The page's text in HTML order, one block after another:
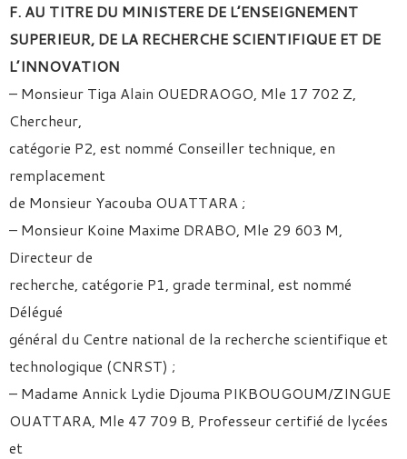
F. AU TITRE DU MINISTERE DE L’ENSEIGNEMENT
SUPERIEUR, DE LA RECHERCHE SCIENTIFIQUE ET DE
L’INNOVATION
– Monsieur Tiga Alain OUEDRAOGO, Mle 17 702 Z,
Chercheur,
catégorie P2, est nommé Conseiller technique, en
remplacement
de Monsieur Yacouba OUATTARA ;
– Monsieur Koine Maxime DRABO, Mle 29 603 M,
Directeur de
recherche, catégorie P1, grade terminal, est nommé
Délégué
général du Centre national de la recherche scientifique et
technologique (CNRST) ;
– Madame Annick Lydie Djouma PIKBOUGOUM/ZINGUE
OUATTARA, Mle 47 709 B, Professeur certifié de lycées
et